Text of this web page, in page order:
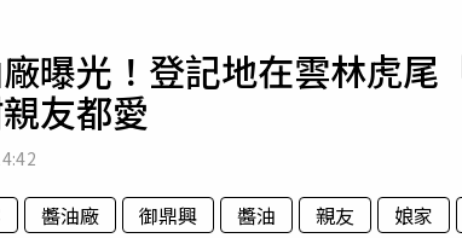
專欄
房產新勢力
運勢
曝光！登記地在雲林虎尾
友都愛
醬油廠 御鼎興 醬油 親友 娘家